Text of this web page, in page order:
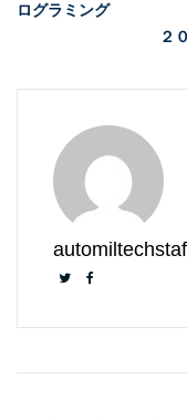
ログラミング
２